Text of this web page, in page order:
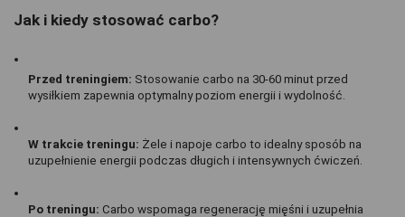
Jak i kiedy stosować carbo?
Przed treningiem: Stosowanie carbo na 30-60 minut przed
wysiłkiem zapewnia optymalny poziom energii i wydolność.
W trakcie treningu: Żele i napoje carbo to idealny sposób na
uzupełnienie energii podczas długich i intensywnych ćwiczeń.
Po treningu: Carbo wspomaga regenerację mięśni i uzupełnia